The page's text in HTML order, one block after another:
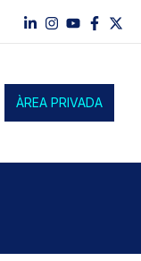
ÀREA PRIVADA